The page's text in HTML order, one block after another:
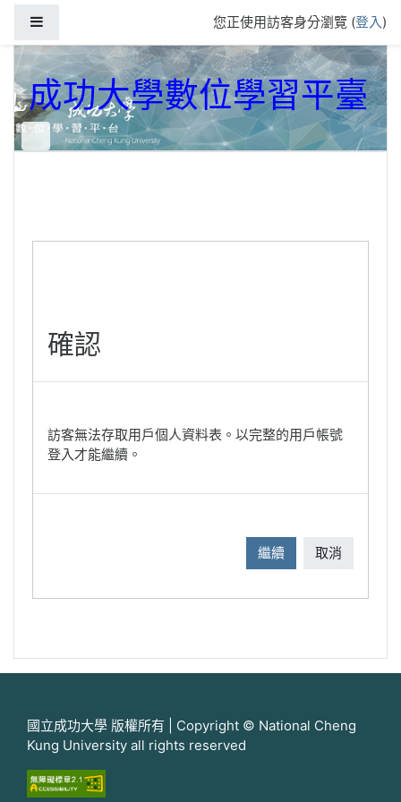
您正使用訪客身分瀏覽 (登入)
成功大學數位學習平臺
確認
訪客無法存取用戶個人資料表。以完整的用戶帳號
登入才能繼續。
繼續 取消
國立成功大學 版權所有 | Copyright © National Cheng
Kung University all rights reserved